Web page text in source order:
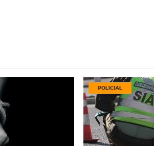
POLICIAL